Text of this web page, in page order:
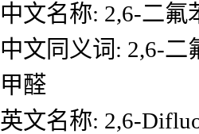
中文名称: 2,6-二氟
中文同义词: 2,6-二
甲醛
英文名称: 2,6-